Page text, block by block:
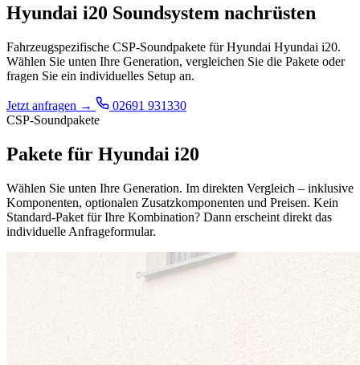
Hyundai i20 Soundsystem nachrüsten
Fahrzeugspezifische CSP-Soundpakete für Hyundai Hyundai i20.
Wählen Sie unten Ihre Generation, vergleichen Sie die Pakete oder
fragen Sie ein individuelles Setup an.
Jetzt anfragen →
02691 931330
CSP-Soundpakete
Pakete für Hyundai i20
Wählen Sie unten Ihre Generation. Im direkten Vergleich – inklusive
Komponenten, optionalen Zusatzkomponenten und Preisen. Kein
Standard-Paket für Ihre Kombination? Dann erscheint direkt das
individuelle Anfrageformular.